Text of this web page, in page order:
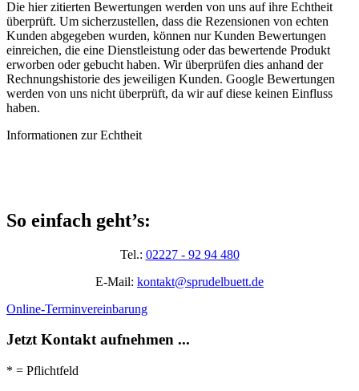
Die hier zitierten Bewertungen werden von uns auf ihre Echtheit
überprüft. Um sicherzustellen, dass die Rezensionen von echten
Kunden abgegeben wurden, können nur Kunden Bewertungen
einreichen, die eine Dienstleistung oder das bewertende Produkt
erworben oder gebucht haben. Wir überprüfen dies anhand der
Rechnungshistorie des jeweiligen Kunden. Google Bewertungen
werden von uns nicht überprüft, da wir auf diese keinen Einfluss
haben.
Informationen zur Echtheit
So einfach geht’s:
Tel.: 02227 - 92 94 480
E-Mail: kontakt@sprudelbuett.de
Online-Terminvereinbarung
Jetzt Kontakt aufnehmen ...
* = Pflichtfeld